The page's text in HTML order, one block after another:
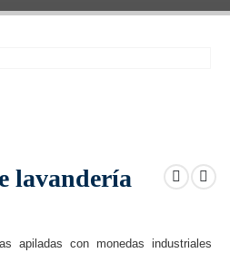
lavandería
apiladas con monedas industriales